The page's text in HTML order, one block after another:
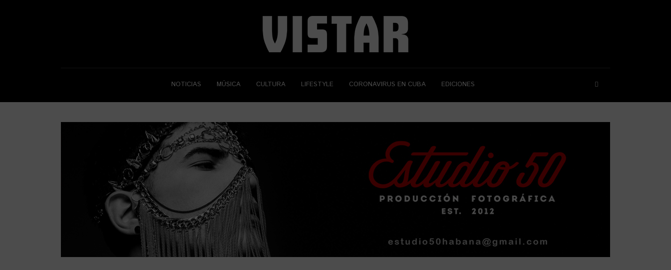
NOTICIAS MÚSICA CULTURA LIFESTYLE CORONAVIRUS EN CUBA EDICIONES